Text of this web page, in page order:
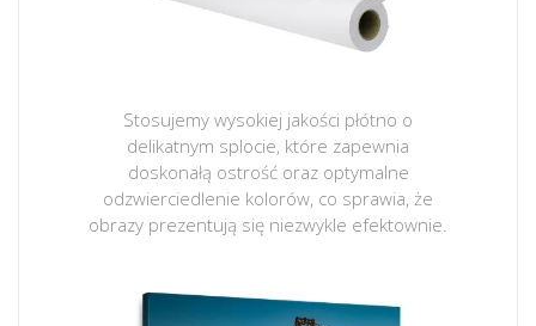
Stosujemy wysokiej jakości płótno o
delikatnym splocie, które zapewnia
doskonałą ostrość oraz optymalne
odzwierciedlenie kolorów, co sprawia, że
obrazy prezentują się niezwykle efektownie.